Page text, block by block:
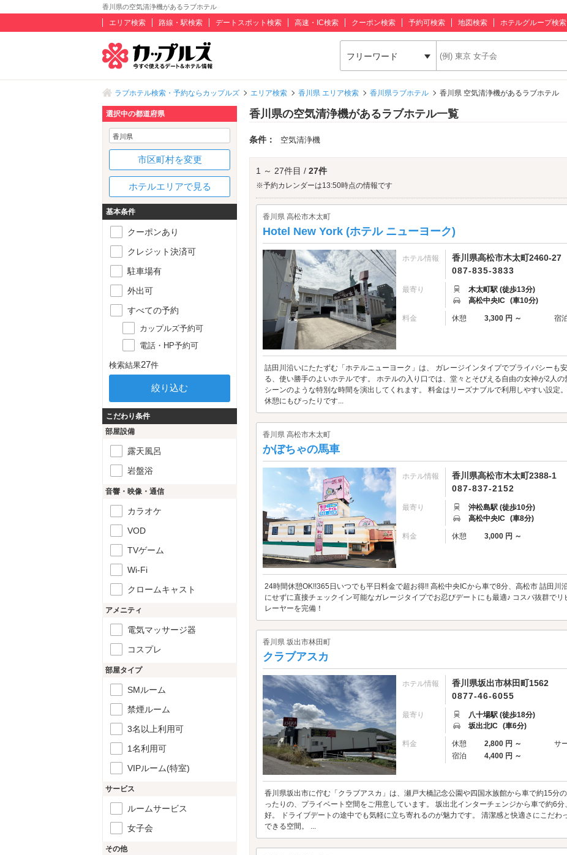
香川県の空気清浄機があるラブホテル
エリア検索 路線・駅検索 デートスポット検索 高速・IC検索 クーポン検索 予約可検索 地図検索 ホテルグループ検索
フリーワード
ラブホテル検索・予約ならカップルズ エリア検索 香川県 エリア検索 香川県ラブホテル 香川県 空気清浄機があるラブホテル
香川県の空気清浄機があるラブホテル一覧
条件： 空気清浄機
1 ～ 27件目 / 27件
※予約カレンダーは13:50時点の情報です
香川県 高松市木太町
Hotel New York (ホテル ニューヨーク)
ホテル情報
香川県高松市木太町2460-27
087-835-3833
最寄り
木太町駅 (徒歩13分)
高松中央IC (車10分)
料金 休憩 3,300 円 ～ 宿
詰田川沿いにたたずむ「ホテルニューヨーク」は、 ガレージインタイプでプライバシーも
る、使い勝手のよいホテルです。 ホテルの入り口では、堂々とそびえる自由の女神が2人
シーンのような特別な時間を演出してくれます。 料金はリーズナブルで利用しやすい設定
休憩にもぴったりです...
香川県 高松市木太町
かぼちゃの馬車
ホテル情報
香川県高松市木太町2388-1
087-837-2152
最寄り
沖松島駅 (徒歩10分)
高松中央IC (車8分)
料金 休憩 3,000 円 ～
24時間休憩OK!!365日いつでも平日料金で超お得!! 高松中央ICから車で8分、高松市 詰田川
にせずに直接チェックイン可能なガレージタイプでお忍びデートにも最適♪ コスパ抜群で
レーヤーを完備！
香川県 坂出市林田町
クラブアスカ
ホテル情報
香川県坂出市林田町1562
0877-46-6055
最寄り
八十場駅 (徒歩18分)
坂出北IC (車6分)
料金 休憩 2,800 円 ～ サ
宿泊
4,400 円 ～
香川県坂出市に佇む「クラブアスカ」は、瀬戸大橋記念公園や四国水族館から車で約15分
ったりの、プライベート空間をご用意しています。 坂出北インターチェンジから車で約6
好。 ドライブデートの途中でも気軽に立ち寄れるのが魅力です。 清潔感と快適さにこだわ
できる空間。 ...
選択中の都道府県
香川県
市区町村を変更
ホテルエリアで見る
基本条件
クーポンあり
クレジット決済可
駐車場有
外出可
すべての予約
カップルズ予約可
電話・HP予約可
検索結果27件
こだわり条件
部屋設備
露天風呂
岩盤浴
音響・映像・通信
カラオケ
VOD
TVゲーム
Wi-Fi
クロームキャスト
アメニティ
電気マッサージ器
コスプレ
部屋タイプ
SMルーム
禁煙ルーム
3名以上利用可
1名利用可
VIPルーム(特室)
サービス
ルームサービス
女子会
その他